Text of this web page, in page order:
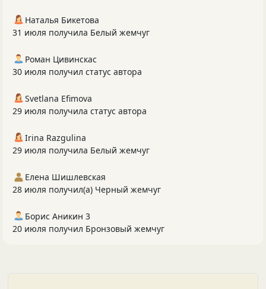
Наталья Бикетова
31 июля получила Белый жемчуг
Роман Цивинскас
30 июля получил статус автора
Svetlana Efimova
29 июля получила статус автора
Irina Razgulina
29 июля получила Белый жемчуг
Елена Шишлевская
28 июля получил(а) Черный жемчуг
Борис Аникин 3
20 июля получил Бронзовый жемчуг